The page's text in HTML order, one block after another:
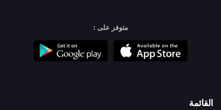
متوفر على :
القائمة